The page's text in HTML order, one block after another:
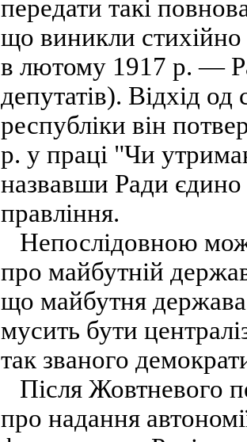
передати такі
що виникли
в лютому 1917 р. —
депутатів). Відхід од
республіки він
р. у праці "Чи
назвавши Ради
правління.
Непослідовною
про майбутній
що майбутня держава
мусить бути
так званого
Після Жовтневого
про надання